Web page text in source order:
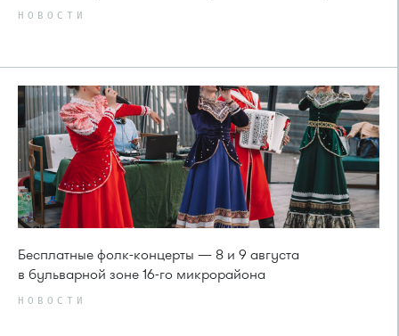
НОВОСТИ
Бесплатные фолк-концерты — 8 и 9 августа
в бульварной зоне 16-го микрорайона
НОВОСТИ